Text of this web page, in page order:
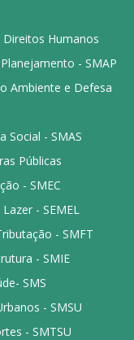
Humanos
- SMAP
Ambiente e Defesa
Social - SMAS
Públicas
- SMEC
- SEMEL
- SMFT
- SMIE
SMS
- SMSU
- SMTSU